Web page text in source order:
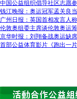
中国公益组织倡导社区志愿
钱江晚报：奥运冠军孟关良
广州日报：英国首相发言人
伦敦奥组委主席谈伦敦奥运
京华时报：刘翔备战奥运缺
首部公益体育影片《跑出一